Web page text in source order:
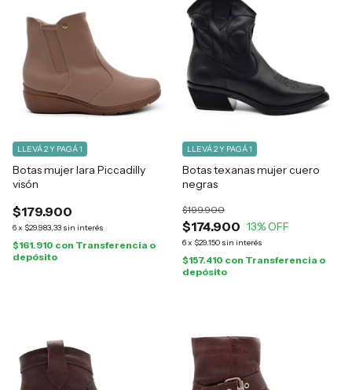
Botas mujer Iara Piccadilly
visón
$179.900
6x $29.983,33 sin interés
LLEVÁ 2 Y PAGÁ 1
$161.910 con Transferencia o
depósito
Botas texanas mujer cuero
negras
$174.900
$199.900
13% OFF
6x $29.150 sin interés
LLEVÁ 2 Y PAGÁ 1
$157.410 con Transferencia o
depósito